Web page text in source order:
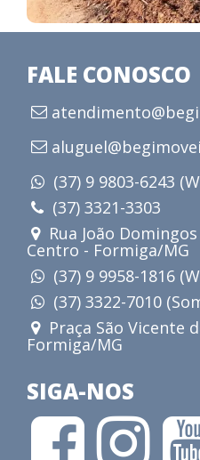
FALE CONOSCO
(37) 9 9803-6243
(37) 3321-3303
Rua João
Centro - Formiga/MG
(37) 9 9958-1816
(37) 3322-7010
Praça São Vicente
Formiga/MG
SIGA-NOS